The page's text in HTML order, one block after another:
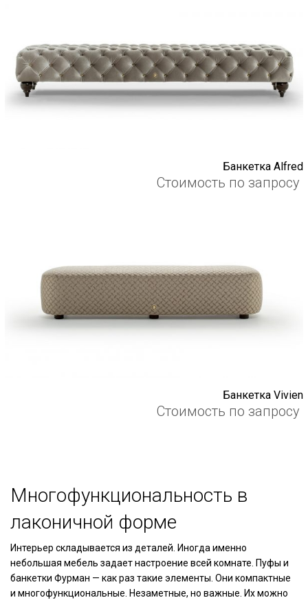
Банкетка Alfred
Стоимость по запросу
Банкетка Vivien
Стоимость по запросу
Многофункциональность в
лаконичной форме
Интерьер складывается из деталей. Иногда именно
небольшая мебель задает настроение всей комнате. Пуфы и
банкетки Фурман — как раз такие элементы. Они компактные
и многофункциональные. Незаметные, но важные. Их можно